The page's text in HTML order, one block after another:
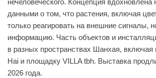
нечеловеческого. Концепция
данными о том, что растения, включая
только реагировать на внешние сигналы,
информацию. Часть объектов и
в разных пространствах Шанхая, включая
Hai и площадку VILLA tbh. Выставка
2026 года.